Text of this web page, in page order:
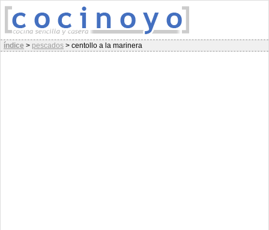
índice > pescados > centollo a la marinera